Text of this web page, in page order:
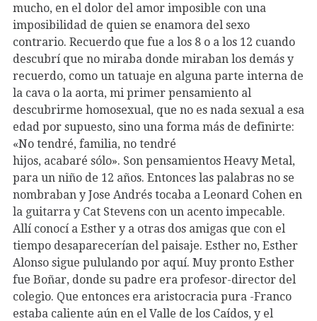
mucho, en el dolor del amor imposible con una
imposibilidad de quien se enamora del sexo
contrario. Recuerdo que fue a los 8 o a los 12 cuando
descubrí que no miraba donde miraban los demás y
recuerdo, como un tatuaje en alguna parte interna de
la cava o la aorta, mi primer pensamiento al
descubrirme homosexual, que no es nada sexual a esa
edad por supuesto, sino una forma más de definirte:
«No tendré, familia, no tendré
hijos, acabaré sólo». Son pensamientos Heavy Metal,
para un niño de 12 años. Entonces las palabras no se
nombraban y Jose Andrés tocaba a Leonard Cohen en
la guitarra y Cat Stevens con un acento impecable.
Allí conocí a Esther y a otras dos amigas que con el
tiempo desaparecerían del paisaje. Esther no, Esther
Alonso sigue pululando por aquí. Muy pronto Esther
fue Boñar, donde su padre era profesor-director del
colegio. Que entonces era aristocracia pura -Franco
estaba caliente aún en el Valle de los Caídos, y el